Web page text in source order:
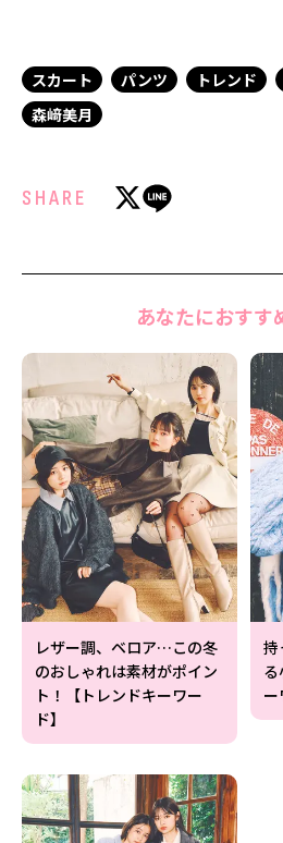
スカート パンツ トレンド
森﨑美月
SHARE
あなたにおすす
レザー調、ベロア…この冬
のおしゃれは素材がポイン
ト！【トレンドキーワー
ド】
持
ー